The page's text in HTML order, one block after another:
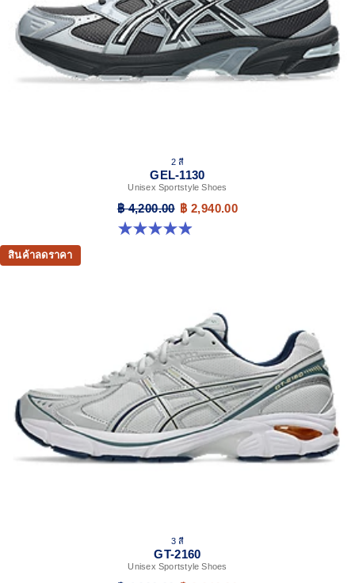
2 สี
GEL-1130
Unisex Sportstyle Shoes
฿ 4,200.00 ฿ 2,940.00
4.9 จาก 5 ดาว 27 รีวิว
สินค้าลดราคา
3 สี
GT-2160
Unisex Sportstyle Shoes